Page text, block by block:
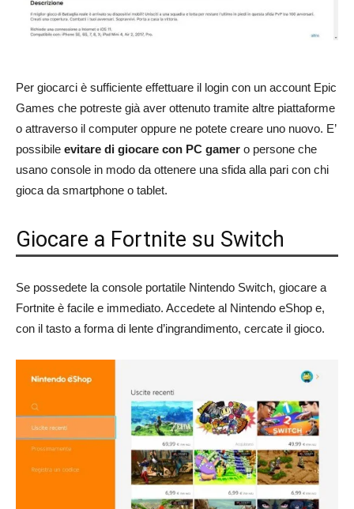
Per giocarci è sufficiente effettuare il login con un account Epic
Games che potreste già aver ottenuto tramite altre piattaforme
o attraverso il computer oppure ne potete creare uno nuovo. E’
possibile evitare di giocare con PC gamer o persone che
usano console in modo da ottenere una sfida alla pari con chi
gioca da smartphone o tablet.
Giocare a Fortnite su Switch
Se possedete la console portatile Nintendo Switch, giocare a
Fortnite è facile e immediato. Accedete al Nintendo eShop e,
con il tasto a forma di lente d’ingrandimento, cercate il gioco.